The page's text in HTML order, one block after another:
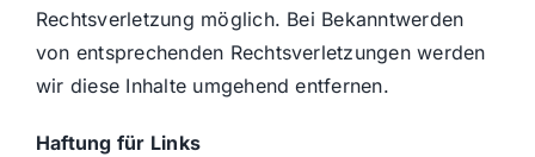
Rechtsverletzung möglich. Bei Bekanntwerden
von entsprechenden Rechtsverletzungen werden
wir diese Inhalte umgehend entfernen.
Haftung für Links